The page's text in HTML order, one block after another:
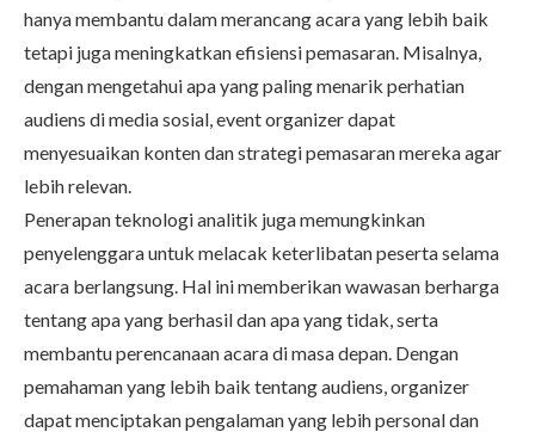
hanya membantu dalam merancang acara yang lebih baik
tetapi juga meningkatkan efisiensi pemasaran. Misalnya,
dengan mengetahui apa yang paling menarik perhatian
audiens di media sosial, event organizer dapat
menyesuaikan konten dan strategi pemasaran mereka agar
lebih relevan.
Penerapan teknologi analitik juga memungkinkan
penyelenggara untuk melacak keterlibatan peserta selama
acara berlangsung. Hal ini memberikan wawasan berharga
tentang apa yang berhasil dan apa yang tidak, serta
membantu perencanaan acara di masa depan. Dengan
pemahaman yang lebih baik tentang audiens, organizer
dapat menciptakan pengalaman yang lebih personal dan